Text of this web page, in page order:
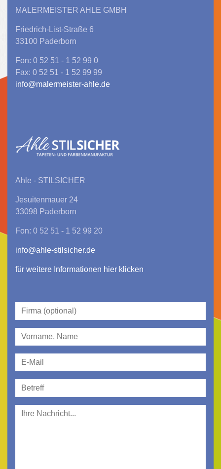
MALERMEISTER AHLE GMBH
Friedrich-List-Straße 6
33100 Paderborn
Fon: 0 52 51 - 1 52 99 0
Fax: 0 52 51 - 1 52 99 99
info@malermeister-ahle.de
Ahle - STILSICHER
Jesuitenmauer 24
33098 Paderborn
Fon: 0 52 51 - 1 52 99 20
info@ahle-stilsicher.de
für weitere Informationen hier klicken